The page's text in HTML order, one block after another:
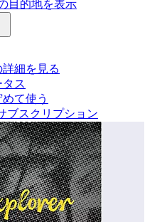
目的地を表示
細を見る
ス
て使う
ブスクリプション